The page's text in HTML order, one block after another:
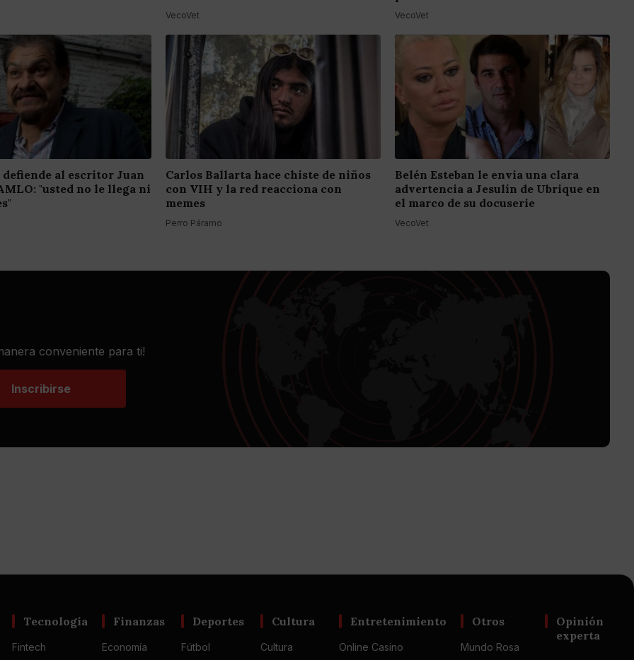
VecoVet VecoVet
al escritor Juan
"usted no le llega ni
Carlos Ballarta hace chiste de niños
con VIH y la red reacciona con
memes
Perro Páramo
Belén Esteban le envía una clara
advertencia a Jesulín de Ubrique en
el marco de su docuserie
VecoVet
conveniente para ti!
Inscribirse
Tecnología
Fintech
Finanzas
Economía
Deportes
Fútbol
Cultura
Cultura
Entretenimiento
Online Casino
Otros
Mundo Rosa
Opinión
experta